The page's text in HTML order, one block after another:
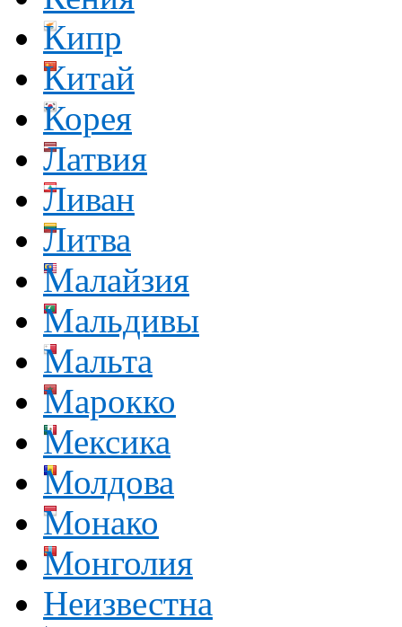
Кипр
Китай
Корея
Латвия
Ливан
Литва
Малайзия
Мальдивы
Мальта
Марокко
Мексика
Молдова
Монако
Монголия
Неизвестна